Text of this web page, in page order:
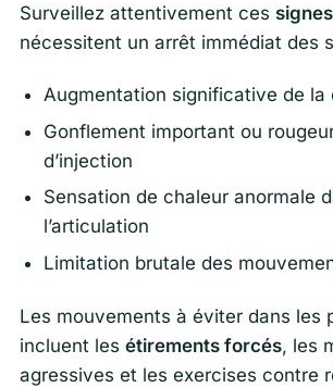
Surveillez attentivement ces
nécessitent un arrêt immédiat des
Augmentation significative de la
Gonflement important ou
d’injection
Sensation de chaleur anormale
l’articulation
Limitation brutale des
Les mouvements à éviter dans les
incluent les étirements forcés, les
agressives et les exercises contre